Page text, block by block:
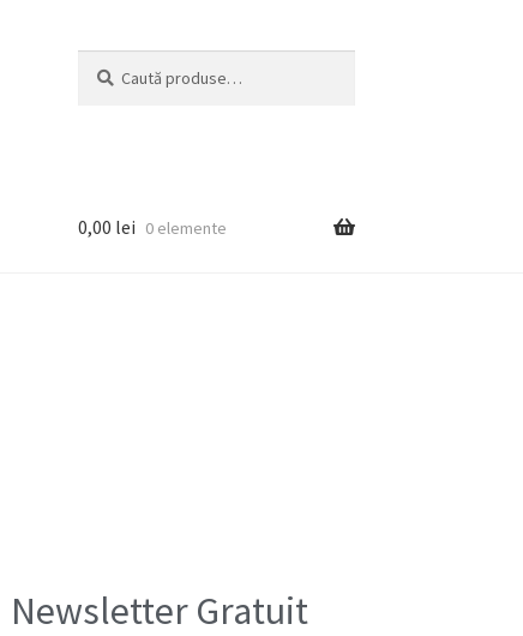
0,00 lei 0 elemente
Newsletter Gratuit